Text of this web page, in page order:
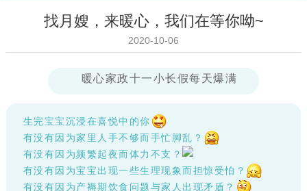
找月嫂，来暖心，我们在等你呦~
2020-10-06
暖心家政十一小长假每天爆满
生完宝宝沉浸在喜悦中的你
有没有因为家里人手不够而手忙脚乱？
有没有因为频繁起夜而体力不支？
有没有因为宝宝出现一些生理现象而担惊受怕？
有没有因为产褥期饮食问题与家人出现矛盾？